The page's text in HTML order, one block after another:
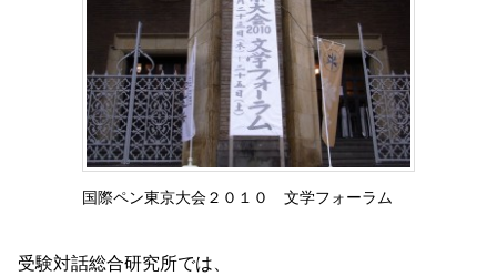
国際ペン東京大会２０１０ 文学フォーラム
受験対話総合研究所では、